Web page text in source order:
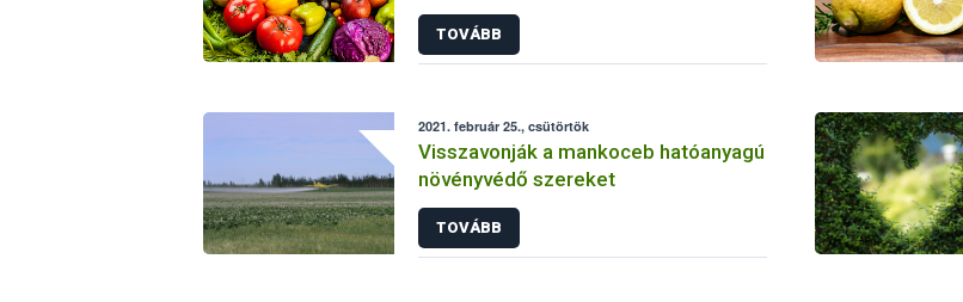
növényvédelemben
TOVÁBB
2021. február 25., csütörtök
Visszavonják a mankoceb hatóanyagú
növényvédő szereket
TOVÁBB